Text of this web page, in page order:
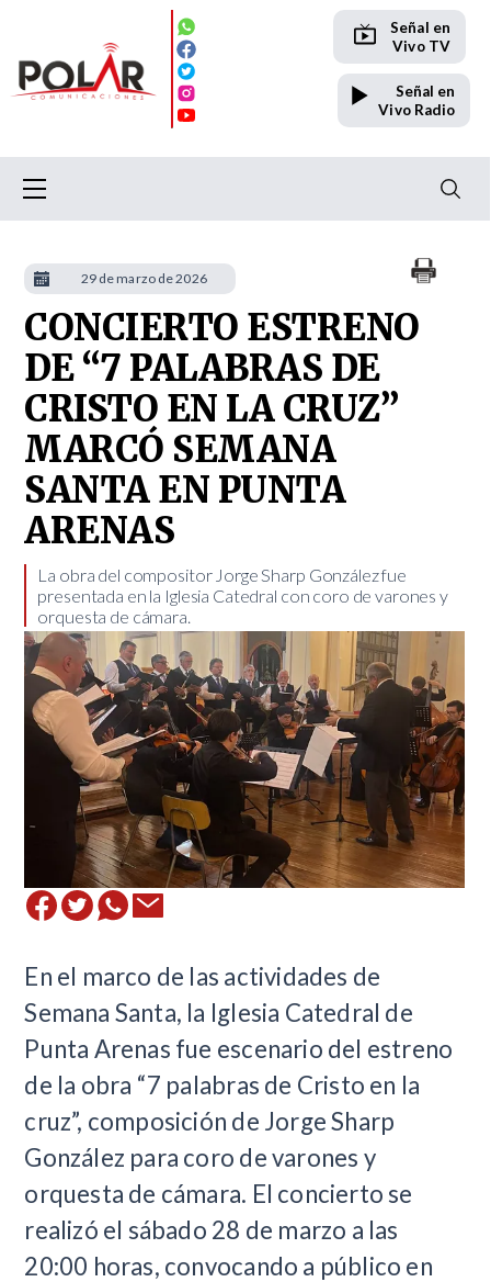
Señal en
Vivo TV
Señal en
Vivo Radio
CONCIERTO ESTRENO
DE “7 PALABRAS DE
CRISTO EN LA CRUZ”
MARCÓ SEMANA
SANTA EN PUNTA
ARENAS
​La obra del compositor Jorge Sharp González fue
presentada en la Iglesia Catedral con coro de varones y
orquesta de cámara.
En el marco de las actividades de
Semana Santa, la Iglesia Catedral de
Punta Arenas fue escenario del estreno
de la obra “7 palabras de Cristo en la
cruz”, composición de Jorge Sharp
González para coro de varones y
orquesta de cámara. El concierto se
realizó el sábado 28 de marzo a las
20:00 horas, convocando a público en
29 de marzo de 2026